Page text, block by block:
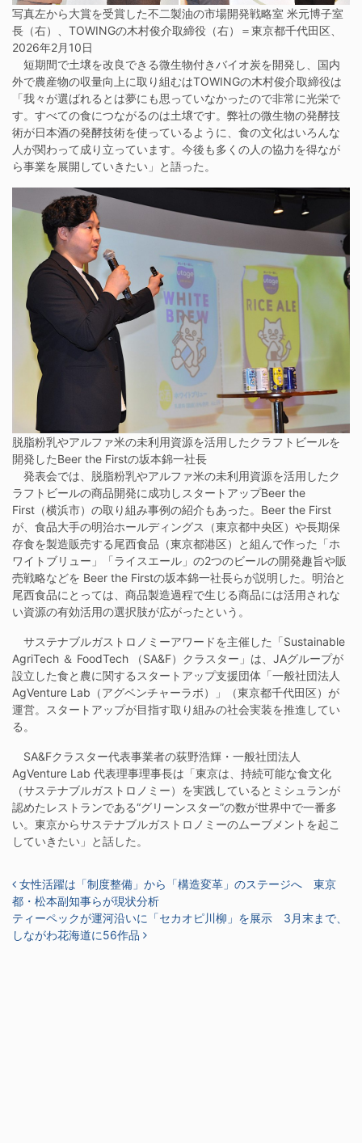
写真左から大賞を受賞した不二製油の市場開発戦略室 米元博子室
長（右）、TOWINGの木村俊介取締役（右）＝東京都千代田区、
2026年2月10日
短期間で土壌を改良できる微生物付きバイオ炭を開発し、国内
外で農産物の収量向上に取り組むはTOWINGの木村俊介取締役は
「我々が選ばれるとは夢にも思っていなかったので非常に光栄で
す。すべての食につながるのは土壌です。弊社の微生物の発酵技
術が日本酒の発酵技術を使っているように、食の文化はいろんな
人が関わって成り立っています。今後も多くの人の協力を得なが
ら事業を展開していきたい」と語った。
脱脂粉乳やアルファ米の未利用資源を活用したクラフトビールを
開発したBeer the Firstの坂本錦一社長
発表会では、脱脂粉乳やアルファ米の未利用資源を活用したク
ラフトビールの商品開発に成功しスタートアップBeer the
First（横浜市）の取り組み事例の紹介もあった。Beer the First
が、食品大手の明治ホールディングス（東京都中央区）や長期保
存食を製造販売する尾西食品（東京都港区）と組んで作った「ホ
ワイトブリュー」「ライスエール」の2つのビールの開発趣旨や販
売戦略などを Beer the Firstの坂本錦一社長らが説明した。明治と
尾西食品にとっては、商品製造過程で生じる商品には活用されな
い資源の有効活用の選択肢が広がったという。
サステナブルガストロノミーアワードを主催した「Sustainable
AgriTech ＆ FoodTech （SA&F）クラスター」は、JAグループが
設立した食と農に関するスタートアップ支援団体「一般社団法人
AgVenture Lab（アグベンチャーラボ）」（東京都千代田区）が
運営。スタートアップが目指す取り組みの社会実装を推進してい
る。
SA&Fクラスター代表事業者の荻野浩輝・一般社団法人
AgVenture Lab 代表理事理事長は「東京は、持続可能な食文化
（サステナブルガストロノミー）を実践しているとミシュランが
認めたレストランである“グリーンスター”の数が世界中で一番多
い。東京からサステナブルガストロノミーのムーブメントを起こ
していきたい」と話した。
投稿ナビゲーション
女性活躍は「制度整備」から「構造変革」のステージへ 東京
都・松本副知事らが現状分析
ティーペックが運河沿いに「セカオピ川柳」を展示 3月末まで、
しながわ花海道に56作品